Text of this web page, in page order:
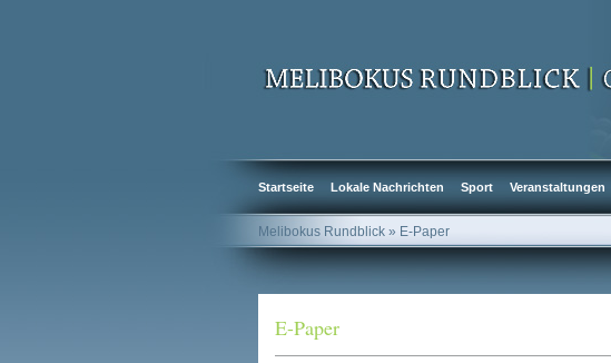
Startseite Lokale Nachrichten Sport Veranstaltungen
Melibokus Rundblick » E-Paper
E-Paper